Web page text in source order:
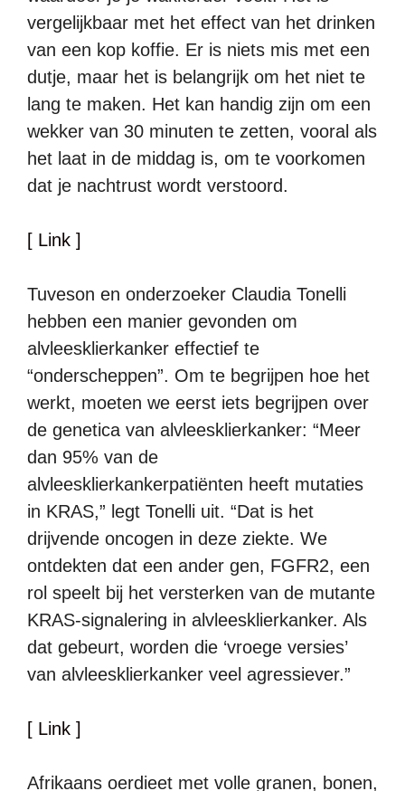
vergelijkbaar met het effect van het drinken
van een kop koffie. Er is niets mis met een
dutje, maar het is belangrijk om het niet te
lang te maken. Het kan handig zijn om een
wekker van 30 minuten te zetten, vooral als
het laat in de middag is, om te voorkomen
dat je nachtrust wordt verstoord.
[ Link ]
Tuveson en onderzoeker Claudia Tonelli
hebben een manier gevonden om
alvleesklierkanker effectief te
“onderscheppen”. Om te begrijpen hoe het
werkt, moeten we eerst iets begrijpen over
de genetica van alvleesklierkanker: “Meer
dan 95% van de
alvleesklierkankerpatiënten heeft mutaties
in KRAS,” legt Tonelli uit. “Dat is het
drijvende oncogen in deze ziekte. We
ontdekten dat een ander gen, FGFR2, een
rol speelt bij het versterken van de mutante
KRAS-signalering in alvleesklierkanker. Als
dat gebeurt, worden die ‘vroege versies’
van alvleesklierkanker veel agressiever.”
[ Link ]
Afrikaans oerdieet met volle granen, bonen,